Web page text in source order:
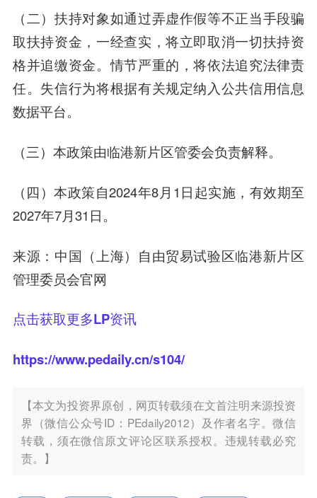
（二）扶持对象如通过弄虚作假等不正当手段骗
取扶持资金，一经查实，将立即取消一切扶持资
格并追缴资金。情节严重的，将依法追究法律责
任。失信行为将根据有关规定纳入公共信用信息
数据平台。
（三）本政策由临港新片区管委会负责解释。
（四）本政策自2024年8月1日起实施，有效期至
2027年7月31日。
来源：中国（上海）自由贸易试验区临港新片区
管理委员会官网
点击获取更多LP资讯
https://www.pedaily.cn/s104/
【本文为投资界原创，网页转载须在文首注明来源投资
界（微信公众号ID：PEdaily2012）及作者名字。微信
转载，须在微信原文评论区联系授权。违规转载必究
责。】